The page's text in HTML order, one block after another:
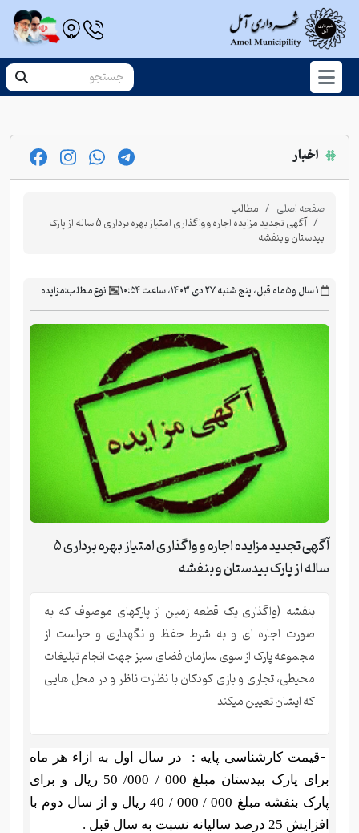
اخبار
صفحه اصلی مطالب
آگهی تجدید مزایده اجاره و واگذاری امتیاز بهره برداری 5 ساله از پارک
بیدستان و بنفشه
‫۱ سال و ۵ ماه قبل، پنج شنبه ۲۷ دی ۱۴۰۳، ساعت ۱۰:۵۴ نوع مطلب:مزایده
آگهی تجدید مزایده اجاره و واگذاری امتیاز بهره برداری 5
ساله از پارک بیدستان و بنفشه
بنفشه (واگذاری یک قطعه زمین از پارکهای موصوف که به
صورت اجاره ای و به شرط حفظ و نگهداری و حراست از
مجموعه پارک از سوی سازمان فضای سبز جهت انجام تبلیغات
محیطی، تجاری و بازی کودکان با نظارت ناظر و در محل هایی
که ایشان تعیین میکند
-قیمت کارشناسی پایه : در سال اول به
ازاء هر ماه
برای پارک بیدستان مبلغ 000 / 000/ 50 ریال و برای
پارک بنفشه مبلغ 000 / 000 / 40 ریال و از سال دوم با
افزایش 25 درصد سالیانه نسبت به سال قبل .